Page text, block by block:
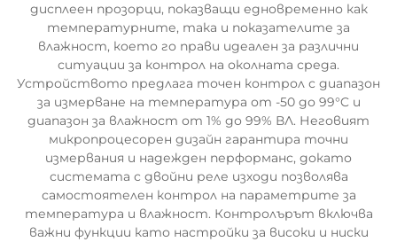
дисплеен прозорци, показващи едновременно как
температурните, така и показателите за
влажност, което го прави идеален за различни
ситуации за контрол на околната среда.
Устройството предлага точен контрол с диапазон
за измерване на температура от -50 до 99°C и
диапазон за влажност от 1% до 99% ВЛ. Неговият
микропроцесорен дизайн гарантира точни
измервания и надежден перформанс, докато
системата с двойни реле изходи позволява
самостоятелен контрол на параметрите за
температура и влажност. Контролърът включва
важни функции като настройки за високи и ниски